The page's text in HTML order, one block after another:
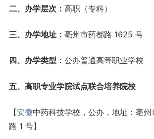
二、办学层次： 高职（专科）
三、办学地址： 亳州市药都路 1625 号
四、办学类型： 公办普通高等职业学校
五、高职专业学院试点联合培养院校
【安徽中药科技学校，公办，地址：亳
路 1 号】